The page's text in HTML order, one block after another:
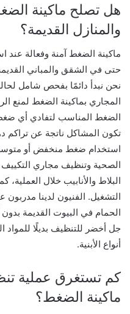
هل تصلح ماكينة
والمنازل القديمة؟
ماكينة الضغط آمنة وفعالة عند
حتى في الشقق والمباني
نحن نبدأ دائمًا بفحص شامل
المجاري بماكينة الضغط لمنع
الضغط المناسب لتفادي أي
تكون المشاكل ناتجة عن تراكم
استخدام ضغط منخفض أو
الصحية وتنظيف مجاري
البلاط والأنابيب خلال
التشغيل. الفنيون لدينا مدربون
الحمام في البيوت القديمة
جل أخضر للتنظيف بديلًا للمواد
أنواع الأبنية.
كم تستغرق عملية
ماكينة الضغط؟